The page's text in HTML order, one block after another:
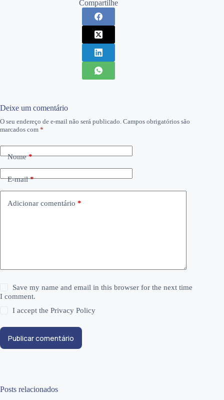
Compartilhe
Deixe um comentário
O seu endereço de e-mail não será publicado. Campos obrigatórios são
marcados com *
Nome*
E-mail*
Adicionar comentário *
Save my name and email in this browser for the next time
I comment.
I accept thePrivacy Policy
Publicar comentário
Posts relacionados